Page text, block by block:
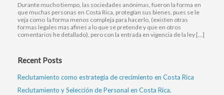
Durante mucho tiempo, las sociedades anónimas, fueron la forma en
que muchas personas en Costa Rica, protegían sus bienes, pues se le
veja como la forma menos compleja para hacerlo, (existen otras
formas legales mas afines a lo que se pretende y que en otros
comentarios he detallado), pero con la entrada en vigencia de la ley […]
Recent Posts
Reclutamiento como estrategia de crecimiento en Costa Rica
Reclutamiento y Selección de Personal en Costa Rica.